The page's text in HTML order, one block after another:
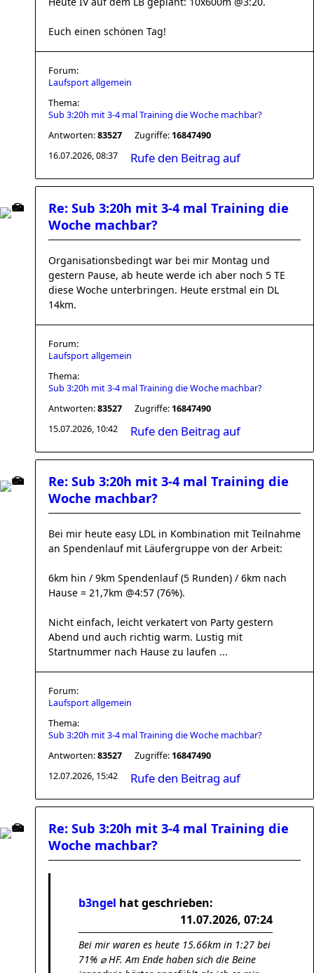
Euch einen schönen Tag!
Forum:
Laufsport allgemein
Thema:
Sub 3:20h mit 3-4 mal Training die Woche machbar?
Antworten:83527 Zugriffe: 16847490
16.07.2026, 08:37
Rufe den Beitrag auf
Re: Sub 3:20h mit 3-4 mal Training die
Woche machbar?
Organisationsbedingt war bei mir Montag und
gestern Pause, ab heute werde ich aber noch 5 TE
diese Woche unterbringen. Heute erstmal ein DL
14km.
Forum:
Laufsport allgemein
Thema:
Sub 3:20h mit 3-4 mal Training die Woche machbar?
Antworten:83527 Zugriffe: 16847490
15.07.2026, 10:42
Rufe den Beitrag auf
Re: Sub 3:20h mit 3-4 mal Training die
Woche machbar?
Bei mir heute easy LDL in Kombination mit Teilnahme
an Spendenlauf mit Läufergruppe von der Arbeit:
6km hin / 9km Spendenlauf (5 Runden) / 6km nach
Hause = 21,7km @4:57 (76%).
Nicht einfach, leicht verkatert von Party gestern
Abend und auch richtig warm. Lustig mit
Startnummer nach Hause zu laufen ...
Forum:
Laufsport allgemein
Thema:
Sub 3:20h mit 3-4 mal Training die Woche machbar?
Antworten:83527 Zugriffe: 16847490
12.07.2026, 15:42
Rufe den Beitrag auf
Re: Sub 3:20h mit 3-4 mal Training die
Woche machbar?
b3ngel hat geschrieben:
11.07.2026, 07:24
Bei mir waren es heute 15.66km in 1:27 bei
71% ⌀ HF. Am Ende haben sich die Beine